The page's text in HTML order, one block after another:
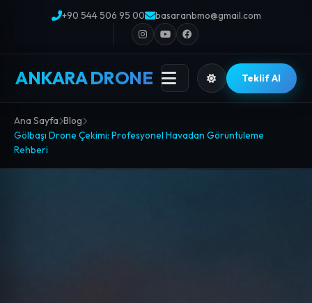
+90 544 506 95 00 basaranbmo@gmail.com
ANKARA DRONE Teklif Al
Ana Sayfa Blog
Gölbaşı Drone Çekimi: Profesyonel Havadan Görüntüleme
Rehberi